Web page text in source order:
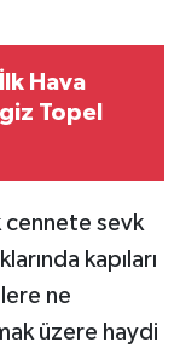
Hava
Topel
cennete sevk
kapıları
ne
üzere haydi